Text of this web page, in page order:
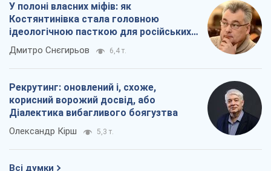
У полоні власних міфів: як
Костянтинівка стала головною
ідеологічною пасткою для російських
окупантів
Дмитро Снєгирьов 6,4 т.
Рекрутинг: оновлений і, схоже,
корисний ворожий досвід, або
Діалектика вибагливого боягузтва
Олександр Кірш 5,3 т.
Всі думки